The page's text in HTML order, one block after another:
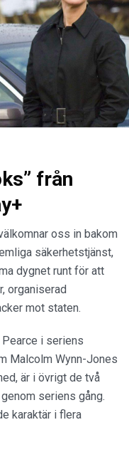
från
oss in bakom
säkerhetstjänst,
dygnet runt för att
organiserad
mot staten.
i seriens
Malcolm Wynn-Jones
är i övrigt de två
seriens gång.
karaktär i flera